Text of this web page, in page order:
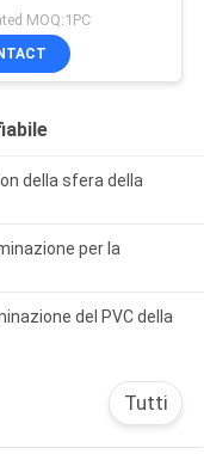
della tela
del nylon/PVC per
MOQ:1PC
della sfera della
per la
del PVC della
Tutti